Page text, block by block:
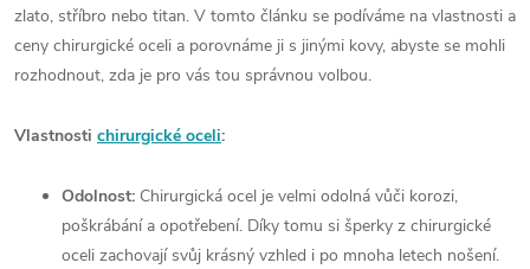
zlato, stříbro nebo titan. V tomto článku se podíváme na vlastnosti a
ceny chirurgické oceli a porovnáme ji s jinými kovy, abyste se mohli
rozhodnout, zda je pro vás tou správnou volbou.
Vlastnosti chirurgické oceli:
Odolnost: Chirurgická ocel je velmi odolná vůči korozi,
poškrábání a opotřebení. Díky tomu si šperky z chirurgické
oceli zachovají svůj krásný vzhled i po mnoha letech nošení.